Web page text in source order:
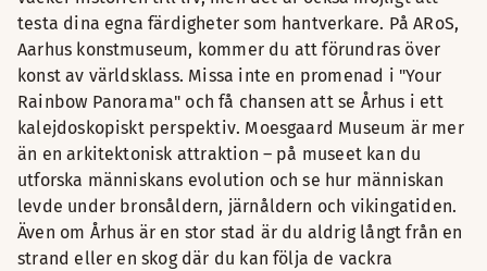
testa dina egna färdigheter som hantverkare. På ARoS,
Aarhus konstmuseum, kommer du att förundras över
konst av världsklass. Missa inte en promenad i "Your
Rainbow Panorama" och få chansen att se Århus i ett
kalejdoskopiskt perspektiv. Moesgaard Museum är mer
än en arkitektonisk attraktion – på museet kan du
utforska människans evolution och se hur människan
levde under bronsåldern, järnåldern och vikingatiden.
Även om Århus är en stor stad är du aldrig långt från en
strand eller en skog där du kan följa de vackra